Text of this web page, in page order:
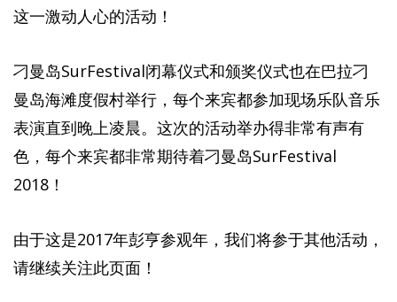
这一激动人心的活动！
刁曼岛SurFestival闭幕仪式和颁奖仪式也在巴拉刁
曼岛海滩度假村举行，每个来宾都参加现场乐队音乐
表演直到晚上凌晨。这次的活动举办得非常有声有
色，每个来宾都非常期待着刁曼岛SurFestival
2018！
由于这是2017年彭亨参观年，我们将参于其他活动，
请继续关注此页面！